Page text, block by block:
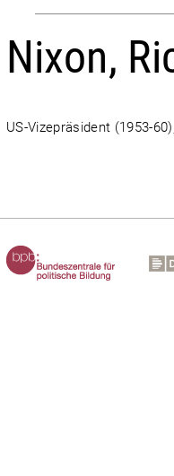
Nixon,
US-Vizepräsident (1953-